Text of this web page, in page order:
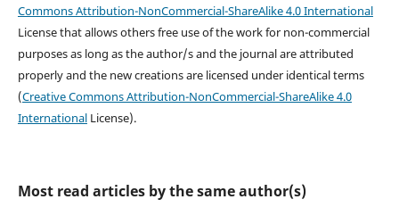
Commons Attribution-NonCommercial-ShareAlike 4.0 International
License that allows others free use of the work for non-commercial
purposes as long as the author/s and the journal are attributed
properly and the new creations are licensed under identical terms
(Creative Commons Attribution-NonCommercial-ShareAlike 4.0
InternationalLicense).
Most read articles by the same author(s)